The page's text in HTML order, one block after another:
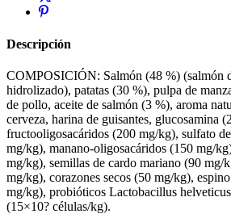
Descripción
COMPOSICIÓN: Salmón (48 %) (salmón
hidrolizado), patatas (30 %), pulpa de
de pollo, aceite de salmón (3 %), aroma
cerveza, harina de guisantes, glucosamina
fructooligosacáridos (200 mg/kg), sulfato
mg/kg), manano-oligosacáridos (150 mg/
mg/kg), semillas de cardo mariano (90 mg/
mg/kg), corazones secos (50 mg/kg),
mg/kg), probióticos Lactobacillus
(15×10? células/kg).